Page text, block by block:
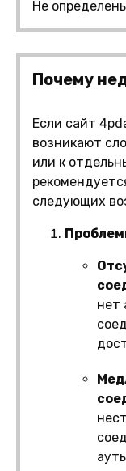
Не
Почему
Если сайт
возникают
или к
следующих
нет